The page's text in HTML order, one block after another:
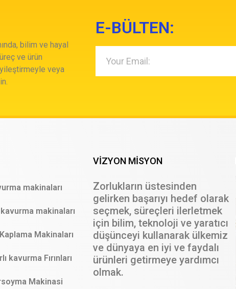
bilim ve hayal
ve ürün
veya
E-BÜLTEN:
makinaları
makinaları
Makinaları
kavurma Fırınları
Makinasi
VİZYON MİSYON
Zorlukların üstesinden
gelirken başarıyı hedef olarak
seçmek, süreçleri ilerletmek
için bilim, teknoloji ve yaratıcı
düşünceyi kullanarak ülkemiz
ve dünyaya en iyi ve faydalı
ürünleri getirmeye yardımcı
olmak.